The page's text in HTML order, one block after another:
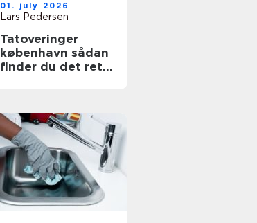
01. july 2026
Lars Pedersen
Tatoveringer
københavn sådan
finder du det rette